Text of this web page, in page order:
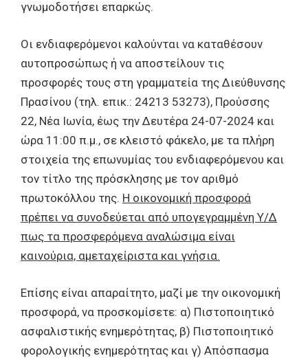
γνωμοδοτήσει επαρκώς.
Οι ενδιαφερόμενοι καλούνται να καταθέσουν
αυτοπροσώπως ή να αποστείλουν τις
προσφορές τους στη γραμματεία της Διεύθυνσης
Πρασίνου (τηλ. επικ.: 24213 53273), Προύσσης
22, Νέα Ιωνία, έως την Δευτέρα 24-07-2024 και
ώρα 11:00 π.μ., σε κλειστό φάκελο, με τα πλήρη
στοιχεία της επωνυμίας του ενδιαφερόμενου και
τον τίτλο της πρόσκλησης με τον αριθμό
πρωτοκόλλου της. Η οικονομική προσφορά
πρέπει να συνοδεύεται από υπογεγραμμένη Υ/Δ
πως τα προσφερόμενα αναλώσιμα είναι
καινούρια, αμεταχείριστα και γνήσια.
Επίσης είναι απαραίτητο, μαζί με την οικονομική
προσφορά, να προσκομίσετε: α) Πιστοποιητικό
ασφαλιστικής ενημερότητας, β) Πιστοποιητικό
φορολογικής ενημερότητας και γ) Απόσπασμα